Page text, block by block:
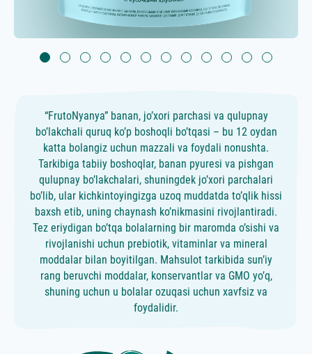
“FrutoNyanya” banan, jo’xori parchasi va qulupnay
bo’lakchali quruq ko’p boshoqli bo’tqasi – bu 12 oydan
katta bolangiz uchun mazzali va foydali nonushta.
Tarkibiga tabiiy boshoqlar, banan pyuresi va pishgan
qulupnay bo’lakchalari, shuningdek jo’xori parchalari
bo’lib, ular kichkintoyingizga uzoq muddatda to’qlik hissi
baxsh etib, uning chaynash ko’nikmasini rivojlantiradi.
Tez eriydigan bo’tqa bolalarning bir maromda o’sishi va
rivojlanishi uchun prebiotik, vitaminlar va mineral
moddalar bilan boyitilgan. Mahsulot tarkibida sun’iy
rang beruvchi moddalar, konservantlar va GMO yo’q,
shuning uchun u bolalar ozuqasi uchun xavfsiz va
foydalidir.